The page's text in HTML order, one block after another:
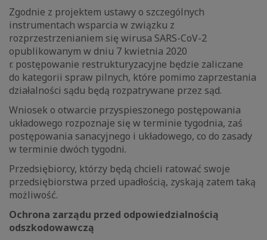
Zgodnie z projektem ustawy o szczególnych
instrumentach wsparcia w związku z
rozprzestrzenianiem się wirusa SARS-CoV-2
opublikowanym w dniu 7 kwietnia 2020
r. postępowanie restrukturyzacyjne będzie zaliczane
do kategorii spraw pilnych, które pomimo zaprzestania
działalności sądu będą rozpatrywane przez sąd.
Wniosek o otwarcie przyspieszonego postępowania
układowego rozpoznaje się w terminie tygodnia, zaś
postępowania sanacyjnego i układowego, co do zasady
w terminie dwóch tygodni.
Przedsiębiorcy, którzy będą chcieli ratować swoje
przedsiębiorstwa przed upadłością, zyskają zatem taką
możliwość.
Ochrona zarządu przed odpowiedzialnością
odszkodowawczą